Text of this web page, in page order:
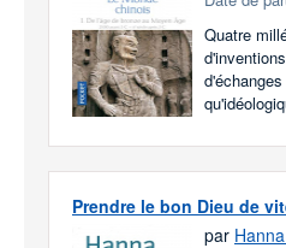
Quatre
Prendre le bon Dieu de
par